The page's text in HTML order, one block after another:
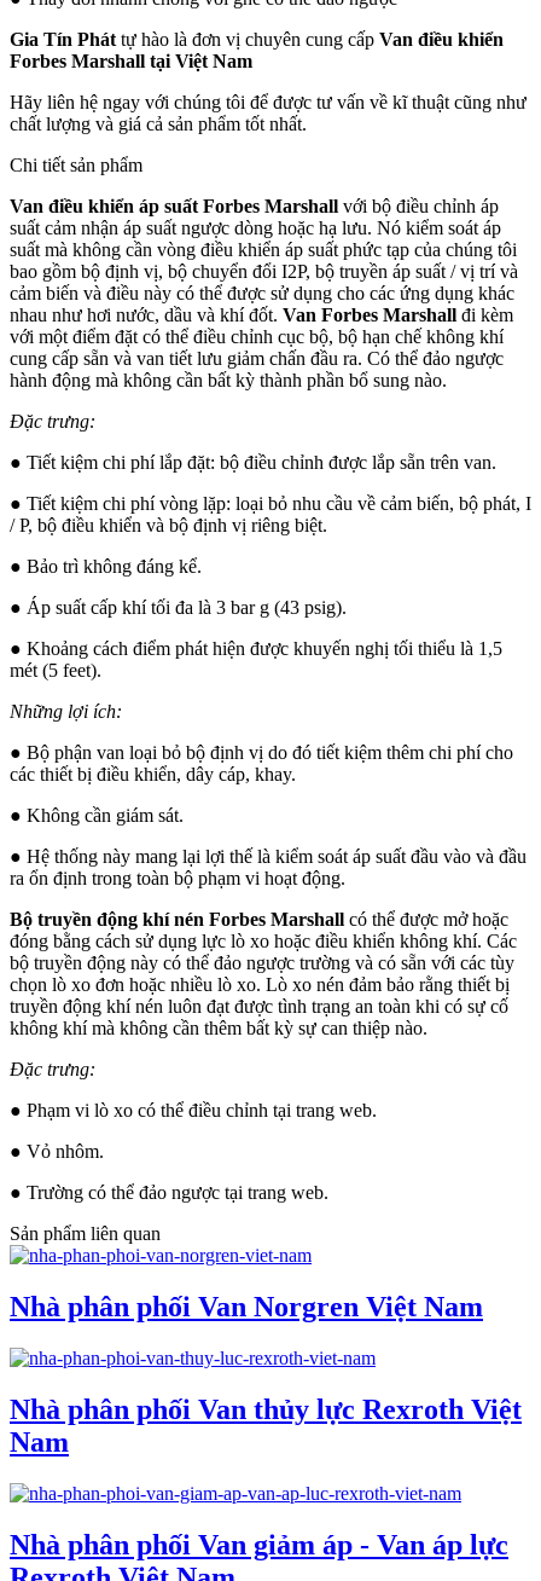
Gia Tín Phát tự hào là đơn vị chuyên cung cấp Van điều khiển
Forbes Marshall tại Việt Nam
Hãy liên hệ ngay với chúng tôi để được tư vấn về kĩ thuật cũng như
chất lượng và giá cả sản phẩm tốt nhất.
Chi tiết sản phẩm
Van điều khiển áp suất Forbes Marshall với bộ điều chỉnh áp
suất cảm nhận áp suất ngược dòng hoặc hạ lưu. Nó kiểm soát áp
suất mà không cần vòng điều khiển áp suất phức tạp của chúng tôi
bao gồm bộ định vị, bộ chuyển đổi I2P, bộ truyền áp suất / vị trí và
cảm biến và điều này có thể được sử dụng cho các ứng dụng khác
nhau như hơi nước, dầu và khí đốt. Van Forbes Marshall đi kèm
với một điểm đặt có thể điều chỉnh cục bộ, bộ hạn chế không khí
cung cấp sẵn và van tiết lưu giảm chấn đầu ra. Có thể đảo ngược
hành động mà không cần bất kỳ thành phần bổ sung nào.
Đặc trưng:
● Tiết kiệm chi phí lắp đặt: bộ điều chỉnh được lắp sẵn trên van.
● Tiết kiệm chi phí vòng lặp: loại bỏ nhu cầu về cảm biến, bộ phát, I
/ P, bộ điều khiển và bộ định vị riêng biệt.
● Bảo trì không đáng kể.
● Áp suất cấp khí tối đa là 3 bar g (43 psig).
● Khoảng cách điểm phát hiện được khuyến nghị tối thiểu là 1,5
mét (5 feet).
Những lợi ích:
● Bộ phận van loại bỏ bộ định vị do đó tiết kiệm thêm chi phí cho
các thiết bị điều khiển, dây cáp, khay.
● Không cần giám sát.
● Hệ thống này mang lại lợi thế là kiểm soát áp suất đầu vào và đầu
ra ổn định trong toàn bộ phạm vi hoạt động.
Bộ truyền động khí nén Forbes Marshall có thể được mở hoặc
đóng bằng cách sử dụng lực lò xo hoặc điều khiển không khí. Các
bộ truyền động này có thể đảo ngược trường và có sẵn với các tùy
chọn lò xo đơn hoặc nhiều lò xo. Lò xo nén đảm bảo rằng thiết bị
truyền động khí nén luôn đạt được tình trạng an toàn khi có sự cố
không khí mà không cần thêm bất kỳ sự can thiệp nào.
Đặc trưng:
● Phạm vi lò xo có thể điều chỉnh tại trang web.
● Vỏ nhôm.
● Trường có thể đảo ngược tại trang web.
Sản phẩm liên quan
Nhà phân phối Van Norgren Việt Nam
Nhà phân phối Van thủy lực Rexroth Việt
Nam
Nhà phân phối Van giảm áp - Van áp lực